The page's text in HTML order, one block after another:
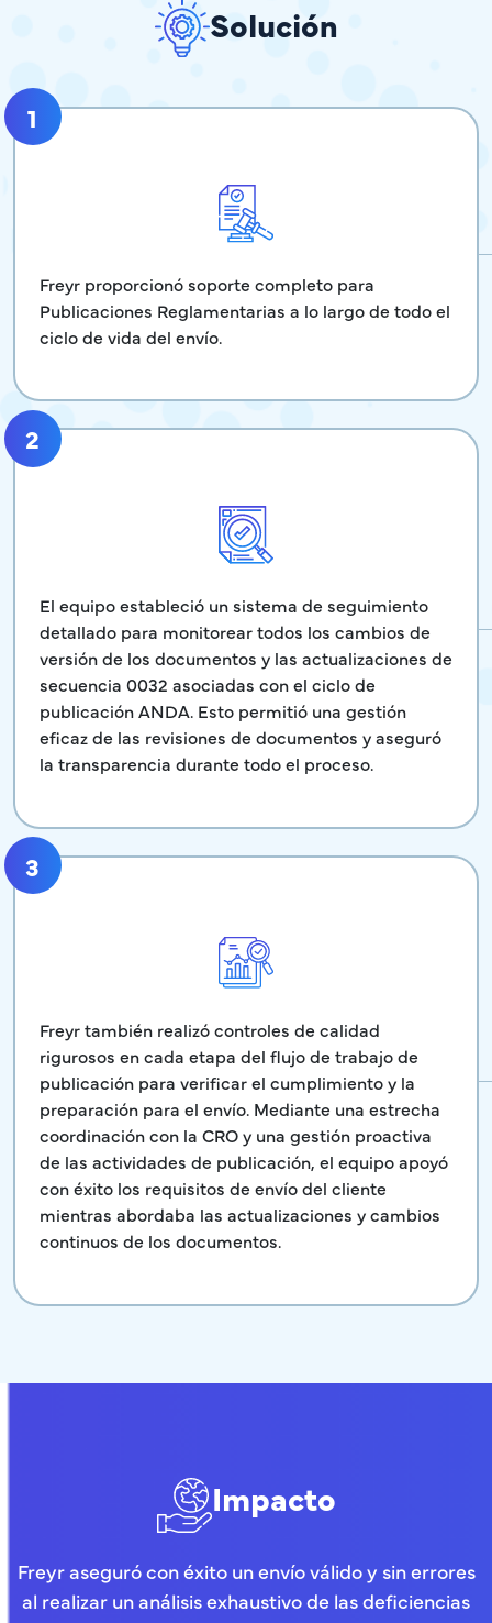
Solución
1
Freyr proporcionó soporte completo para
Publicaciones Reglamentarias a lo largo de todo el
ciclo de vida del envío.
2
El equipo estableció un sistema de seguimiento
detallado para monitorear todos los cambios de
versión de los documentos y las actualizaciones de
secuencia 0032 asociadas con el ciclo de
publicación ANDA. Esto permitió una gestión
eficaz de las revisiones de documentos y aseguró
la transparencia durante todo el proceso.
3
Freyr también realizó controles de calidad
rigurosos en cada etapa del flujo de trabajo de
publicación para verificar el cumplimiento y la
preparación para el envío. Mediante una estrecha
coordinación con la CRO y una gestión proactiva
de las actividades de publicación, el equipo apoyó
con éxito los requisitos de envío del cliente
mientras abordaba las actualizaciones y cambios
continuos de los documentos.
Impacto
Freyr aseguró con éxito un envío válido y sin errores
al realizar un análisis exhaustivo de las deficiencias